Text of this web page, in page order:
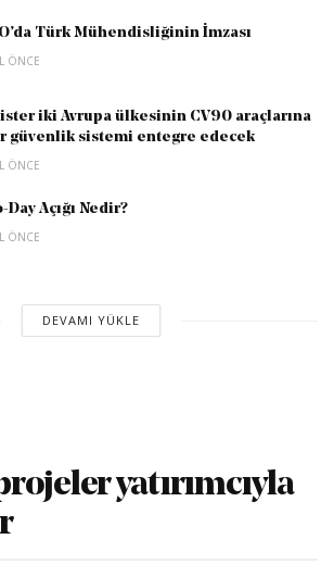
Türk Mühendisliğinin İmzası
ÖNCE
iki Avrupa ülkesinin CV90 araçlarına
güvenlik sistemi entegre edecek
ÖNCE
Day Açığı Nedir?
ÖNCE
DEVAMI YÜKLE
yatırımcıyla